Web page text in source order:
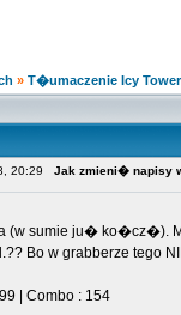
» T�umaczenie Icy
20:29 Jak zmieni� napisy
(w sumie ju� ko�cz�).
Bo w grabberze
| Combo : 154